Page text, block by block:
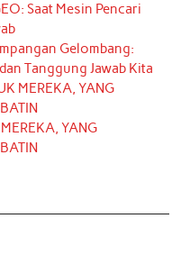
Saat Mesin Pencari
Gelombang:
Tanggung Jawab Kita
MEREKA, YANG
YANG